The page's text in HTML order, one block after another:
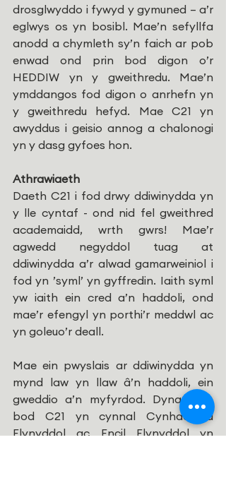
drosglwyddo i fywyd y gymuned – a’r
eglwys os yn bosibl. Mae’n sefyllfa
anodd a chymleth sy’n faich ar pob
enwad ond prin bod digon o’r
HEDDIW yn y gweithredu. Mae’n
ymddangos fod digon o anrhefn yn
y gweithredu hefyd. Mae C21 yn
awyddus i geisio annog a chalonogi
yn y dasg gyfoes hon.
Athrawiaeth
Daeth C21 i fod drwy ddiwinydda yn
y lle cyntaf - ond nid fel gweithred
academaidd, wrth gwrs! Mae’r
agwedd negyddol tuag at
ddiwinydda a’r alwad gamarweiniol i
fod yn ’syml’ yn gyffredin. Iaith syml
yw iaith ein cred a’n haddoli, ond
mae’r efengyl yn porthi’r meddwl ac
yn goleuo’r deall.
Mae ein pwyslais ar ddiwinydda yn
mynd law yn llaw â’n haddoli, ein
gweddio a’n myfyrdod. Dyna pam
bod C21 yn cynnal Cynhadledd
Flynyddol ac Encil Flynyddol yn